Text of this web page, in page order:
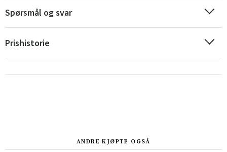
Spørsmål og svar
Prishistorie
ANDRE KJØPTE OGSÅ